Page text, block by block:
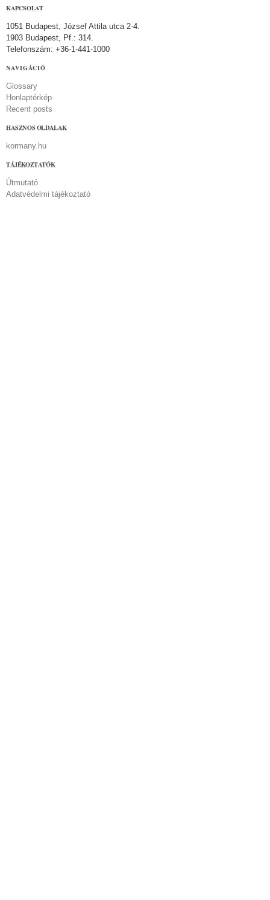
KAPCSOLAT
1051 Budapest, József Attila utca 2-4.
1903 Budapest, Pf.: 314.
Telefonszám: +36-1-441-1000
NAVIGÁCIÓ
Glossary
Honlaptérkép
Recent posts
HASZNOS OLDALAK
kormany.hu
TÁJÉKOZTATÓK
Útmutató
Adatvédelmi tájékoztató